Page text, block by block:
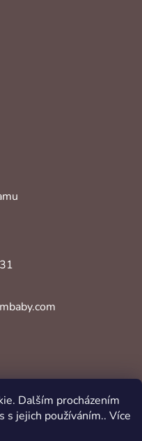
Dalším procházením
jejich používáním.. Více